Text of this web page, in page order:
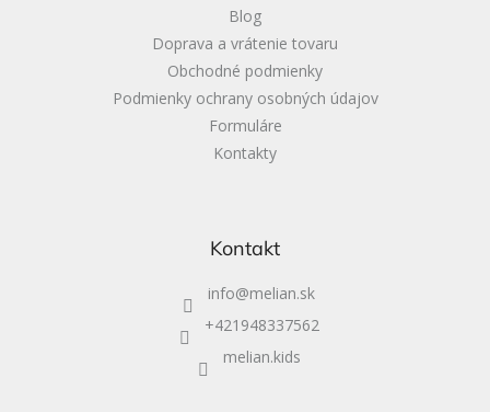
Blog
Doprava a vrátenie tovaru
Obchodné podmienky
Podmienky ochrany osobných údajov
Formuláre
Kontakty
Kontakt
info@melian.sk
+421948337562
melian.kids